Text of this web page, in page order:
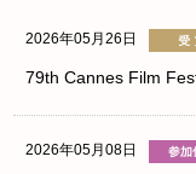
2026年05月26日
79th Cannes Film
2026年05月08日